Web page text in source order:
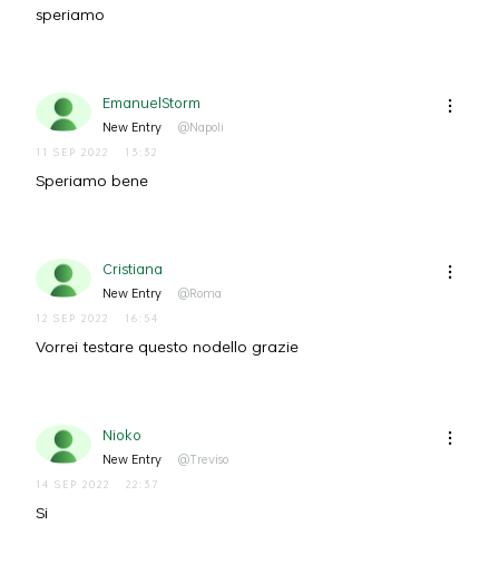
speriamo
EmanuelStorm
New Entry @Napoli
11 SEP 2022 13:32
Speriamo bene
Cristiana
New Entry @Roma
12 SEP 2022 16:54
Vorrei testare questo nodello grazie
Nioko
New Entry @Treviso
14 SEP 2022 22:37
Si